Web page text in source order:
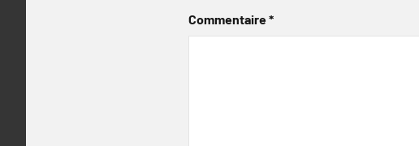
Commentaire*